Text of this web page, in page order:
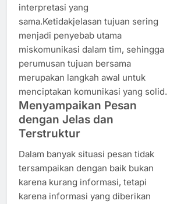
interpretasi yang
sama.Ketidakjelasan tujuan sering
menjadi penyebab utama
miskomunikasi dalam tim, sehingga
perumusan tujuan bersama
merupakan langkah awal untuk
menciptakan komunikasi yang solid.
Menyampaikan Pesan
dengan Jelas dan
Terstruktur
Dalam banyak situasi pesan tidak
tersampaikan dengan baik bukan
karena kurang informasi, tetapi
karena informasi yang diberikan